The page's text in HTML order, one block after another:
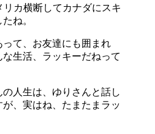
カ横断してカナダにスキ
ね。
て、お友達にも囲まれ
生活、ラッキーだねって
人生は、ゆりさんと話し
、実はね、たまたまラッ